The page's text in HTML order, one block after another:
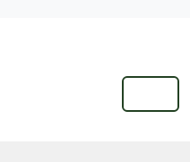
MENU